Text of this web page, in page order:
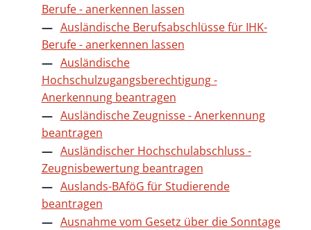
Berufe - anerkennen lassen
Ausländische Berufsabschlüsse für IHK-
Berufe - anerkennen lassen
Ausländische
Hochschulzugangsberechtigung -
Anerkennung beantragen
Ausländische Zeugnisse - Anerkennung
beantragen
Ausländischer Hochschulabschluss -
Zeugnisbewertung beantragen
Auslands-BAföG für Studierende
beantragen
Ausnahme vom Gesetz über die Sonntage